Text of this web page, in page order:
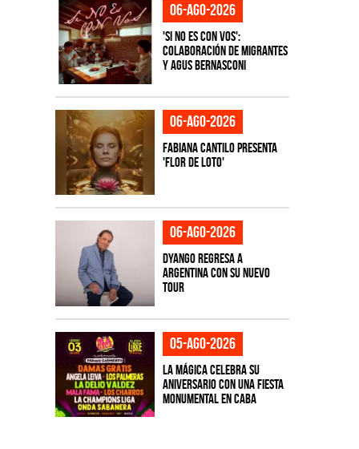
06-ago-2026
'Si No Es Con Vos':
colaboración de Migrantes
y Agus Bernasconi
06-ago-2026
Fabiana Cantilo presenta
'Flor de Loto'
06-ago-2026
Dyango regresa a
Argentina con su nuevo
tour
05-ago-2026
La Mágica celebra su
aniversario con una fiesta
monumental en CABA